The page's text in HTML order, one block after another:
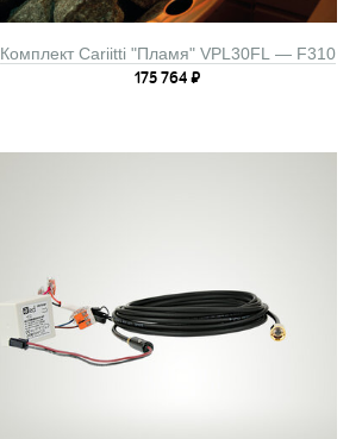
Комплект Cariitti "Пламя" VPL30FL — F310
175 764₽